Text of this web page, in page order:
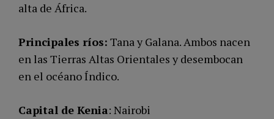
alta de África.
Principales ríos: Tana y Galana. Ambos nacen
en las Tierras Altas Orientales y desembocan
en el océano Índico.
Capital de Kenia: Nairobi